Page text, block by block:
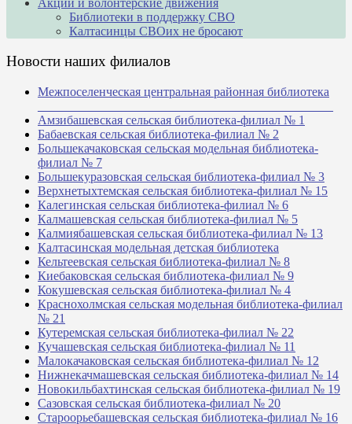
Библиотеки в поддержку СВО
Калтасинцы СВОих не бросают
Новости наших филиалов
Межпоселенческая центральная районная библиотека
Амзибашевская сельская библиотека-филиал № 1
Бабаевская сельская библиотека-филиал № 2
Большекачаковская сельская модельная библиотека-
филиал № 7
Большекуразовская сельская библиотека-филиал № 3
Верхнетыхтемская сельская библиотека-филиал № 15
Калегинская сельская библиотека-филиал № 6
Калмашевская сельская библиотека-филиал № 5
Калмиябашевская сельская библиотека-филиал № 13
Калтасинская модельная детская библиотека
Кельтеевская сельская библиотека-филиал № 8
Киебаковская сельская библиотека-филиал № 9
Кокушевская сельская библиотека-филиал № 4
Краснохолмская сельская модельная библиотека-филиал
№ 21
Кутеремская сельская библиотека-филиал № 22
Кучашевская сельская библиотека-филиал № 11
Малокачаковская сельская библиотека-филиал № 12
Нижнекачмашевская сельская библиотека-филиал № 14
Новокильбахтинская сельская библиотека-филиал № 19
Сазовская сельская библиотека-филиал № 20
Староорьебашевская сельская библиотека-филиал № 16